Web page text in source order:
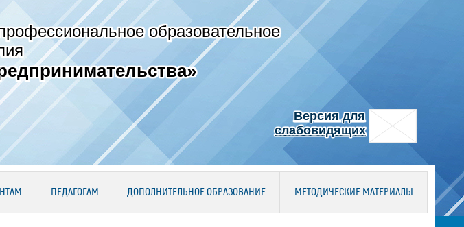
образовательное
Версия для
слабовидящих
ПЕДАГОГАМ ДОПОЛНИТЕЛЬНОЕ ОБРАЗОВАНИЕ МЕТОДИЧЕСКИЕ МАТЕРИАЛЫ